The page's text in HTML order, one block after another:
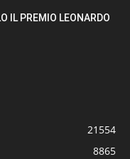
IL PREMIO LEONARDO
21554
8865